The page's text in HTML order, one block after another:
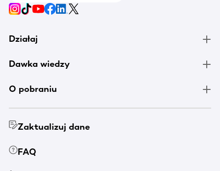
Działaj
Dawka wiedzy
O pobraniu
Zaktualizuj dane
FAQ